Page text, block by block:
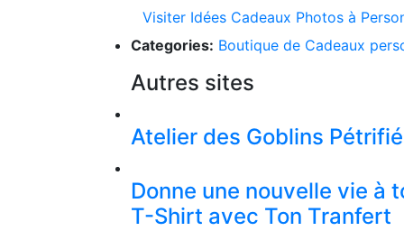
Visiter Idées Cadeaux Photos à
Categories: Boutique de Cadeaux
Autres sites
Atelier des Goblins
Donne une nouvelle vie à
T-Shirt avec Ton Tranfert